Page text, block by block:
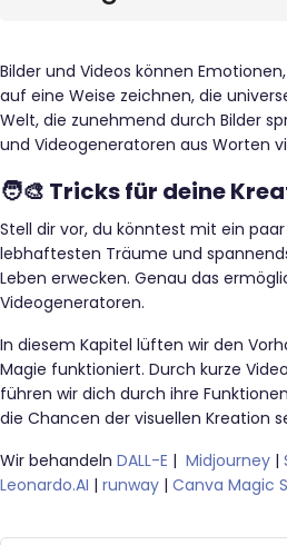
Bilder und Videos können
auf eine Weise zeichnen, die
Welt, die zunehmend durch Bilder
und Videogeneratoren aus Worten
🧑‍🎨 Tricks für deine
Stell dir vor, du könntest mit ein
lebhaftesten Träume und
Leben erwecken. Genau das
Videogeneratoren.
In diesem Kapitel lüften wir den
Magie funktioniert. Durch kurze
führen wir dich durch ihre
die Chancen der visuellen Kreation
Wir behandeln DALL-E | Midjourney |
Leonardo.AI | runway | Canva Magic